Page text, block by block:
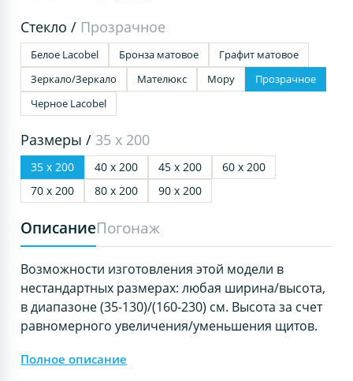
Стекло / Прозрачное
Белое Lacobel Бронза матовое
Графит матовое
Зеркало/Зеркало
Мателюкс Мору
Прозрачное
Черное Lacobel
Размеры / 35 х 200
35 х 200 40 х 200 45 х 200
60 х 200
70 х 200
80 х 200 90 х 200
ОписаниеПогонаж
Возможности изготовления этой модели в
нестандартных размерах: любая ширина/высота,
в диапазоне (35-130)/(160-230) см. Высота за счет
равномерного увеличения/уменьшения щитов.
Полное описание